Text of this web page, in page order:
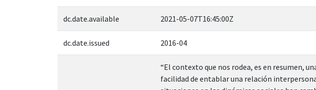
dc.date.available 2021-05-07T16:45:00Z
dc.date.issued 2016-04
“El contexto que nos rodea, es en resumen,
facilidad de entablar una relación